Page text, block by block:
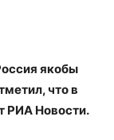
якобы
что в
РИА Новости.